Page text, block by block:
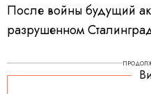
После войны будущий
разрушенном